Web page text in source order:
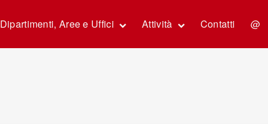
Dipartimenti, Aree e Uffici Attività Contatti @